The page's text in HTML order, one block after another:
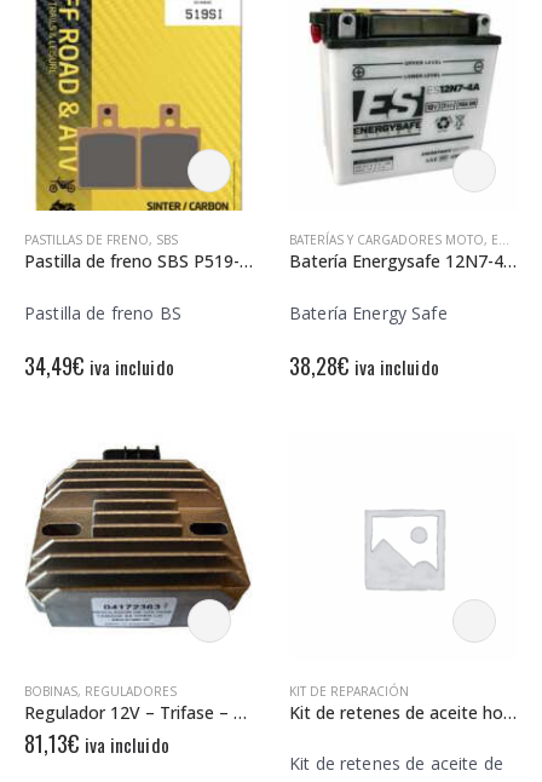
PASTILLAS DE FRENO, SBS
Pastilla de freno SBS P519-SI
Pastilla de freno BS
34,49€ iva incluido
BATERÍAS Y CARGADORES MOTO, ENERGY SAFE
Batería Energysafe 12N7-4A Convencional
Batería Energy Safe
38,28€ iva incluido
BOBINAS, REGULADORES
Regulador 12V – Trifase – CC – Sin Sensor
81,13€ iva incluido
KIT DE REPARACIÓN
Kit de retenes de aceite horquilla All Balls 55-157
Kit de retenes de aceite de